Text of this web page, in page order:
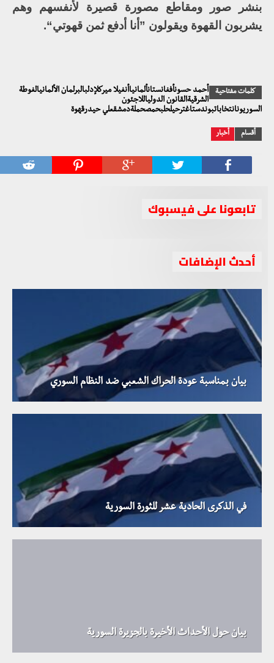
بنشر صور ومقاطع مصورة قصيرة لأنفسهم وهم
يشربون القهوة ويقولون ”أنا أدفع ثمن قهوتي“.
كلمات مفتاحية
أحمد حسونأفغانستانألمانياأنغيلا ميركلإدلبالبرلمان الألمانيالغوطة
الشرقيةالقانون الدولياللاجئون
السوريونانتخاباتبوندستاغترحيلحلبحمصحملةدمشقعلي حيدرقهوة
أقسام أخبار
تابعونا على فيسبوك
أحدث الإضافات
بيان بمناسبة عودة الحراك الشعبي ضد النظام السوري
في الذكرى الحادية عشر للثورة السورية
بيان حول الأحداث الأخيرة بالجزيرة السورية